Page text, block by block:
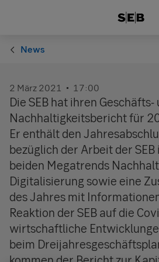
News
2 März 2021 17:00
Die SEB hat ihren Geschäfts-
Nachhaltigkeitsbericht für
Er enthält den
bezüglich der Arbeit der
beiden Megatrends
Digitalisierung sowie eine
des Jahres mit
Reaktion der SEB auf die
wirtschaftliche
beim